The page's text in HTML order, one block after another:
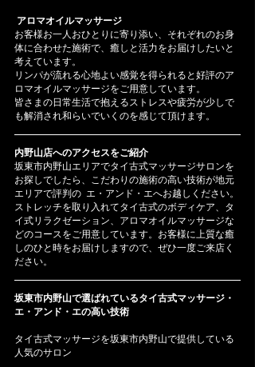
アロマオイルマッサージ
お客様お一人おひとりに寄り添い、それぞれのお身
体に合わせた施術で、癒しと活力をお届けしたいと
考えています。
リンパが流れる心地よい感覚を得られると好評のア
ロマオイルマッサージをご用意しています。
皆さまの日常生活で抱えるストレスや疲労が少しで
も解消され和らいでいくのを感じて頂けます。
内野山店へのアクセスをご紹介
坂東市内野山エリアでタイ古式マッサージサロンを
お探しでしたら、こだわりの施術の高い技術が地元
エリアで評判の  エ・アンド・エへお越しください。
ストレッチを取り入れてタイ古式のボディケア、タ
イ式リラクゼーション、アロマオイルマッサージな
どのコースをご用意しています。お客様に上質な癒
しのひと時をお届けしますので、ぜひ一度ご来店く
ださい。
坂東市内野山で選ばれているタイ古式マッサージ・
エ・アンド・エの高い技術
タイ古式マッサージを坂東市内野山で提供している
人気のサロン